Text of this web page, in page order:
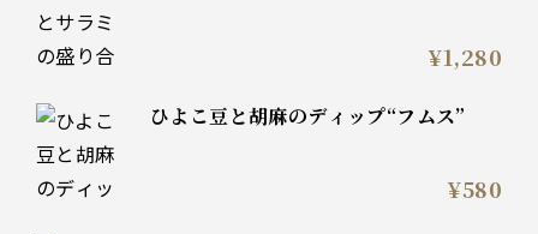
¥1,280
ひよこ豆と胡麻のディップ“フムス”
¥580